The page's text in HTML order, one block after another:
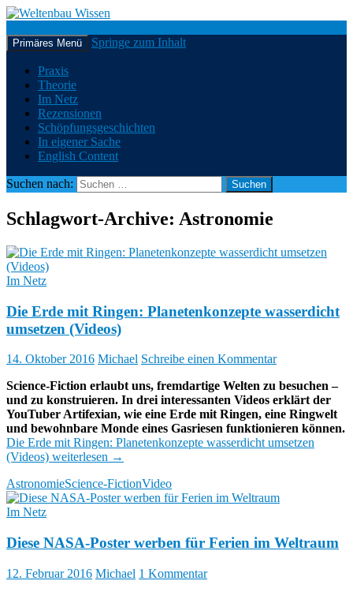
Weltenbau Wissen
Primäres Menü Springe zum Inhalt
Praxis
Theorie
Im Netz
Rezensionen
Schöpfungsgeschichten
In eigener Sache
English Content
Suchen nach:
Schlagwort-Archive: Astronomie
Im Netz
Die Erde mit Ringen: Planetenkonzepte wasserdicht
umsetzen (Videos)
14. Oktober 2016 Michael Schreibe einen Kommentar
Science-Fiction erlaubt uns, fremdartige Welten zu besuchen –
und zu konstruieren. In drei interessanten Videos erklärt der
YouTuber Artifexian, wie eine Erde mit Ringen, eine Ringwelt
und bewohnbare Monde eines Gasriesen funktionieren können.
Die Erde mit Ringen: Planetenkonzepte wasserdicht umsetzen
(Videos) weiterlesen →
AstronomieScience-FictionVideo
Im Netz
Diese NASA-Poster werben für Ferien im Weltraum
12. Februar 2016 Michael 1 Kommentar